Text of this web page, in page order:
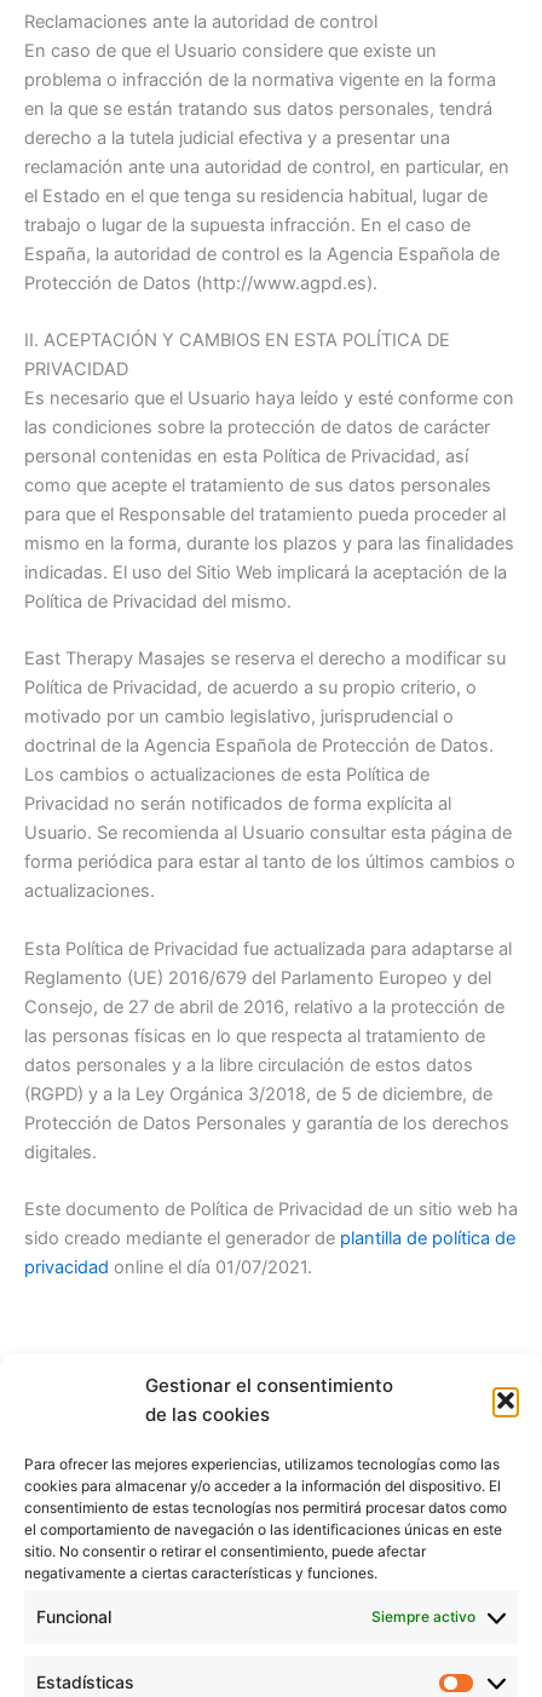
Gestionar el consentimiento
de las cookies
Para ofrecer las mejores experiencias, utilizamos tecnologías como las
cookies para almacenar y/o acceder a la información del dispositivo. El
consentimiento de estas tecnologías nos permitirá procesar datos como
el comportamiento de navegación o las identificaciones únicas en este
sitio. No consentir o retirar el consentimiento, puede afectar
negativamente a ciertas características y funciones.
Funcional Siempre activo
Estadísticas
Reclamaciones ante la autoridad de control
En caso de que el Usuario considere que existe un
problema o infracción de la normativa vigente en la forma
en la que se están tratando sus datos personales, tendrá
derecho a la tutela judicial efectiva y a presentar una
reclamación ante una autoridad de control, en particular, en
el Estado en el que tenga su residencia habitual, lugar de
trabajo o lugar de la supuesta infracción. En el caso de
España, la autoridad de control es la Agencia Española de
Protección de Datos (http://www.agpd.es).
II. ACEPTACIÓN Y CAMBIOS EN ESTA POLÍTICA DE
PRIVACIDAD
Es necesario que el Usuario haya leído y esté conforme con
las condiciones sobre la protección de datos de carácter
personal contenidas en esta Política de Privacidad, así
como que acepte el tratamiento de sus datos personales
para que el Responsable del tratamiento pueda proceder al
mismo en la forma, durante los plazos y para las finalidades
indicadas. El uso del Sitio Web implicará la aceptación de la
Política de Privacidad del mismo.
East Therapy Masajes se reserva el derecho a modificar su
Política de Privacidad, de acuerdo a su propio criterio, o
motivado por un cambio legislativo, jurisprudencial o
doctrinal de la Agencia Española de Protección de Datos.
Los cambios o actualizaciones de esta Política de
Privacidad no serán notificados de forma explícita al
Usuario. Se recomienda al Usuario consultar esta página de
forma periódica para estar al tanto de los últimos cambios o
actualizaciones.
Esta Política de Privacidad fue actualizada para adaptarse al
Reglamento (UE) 2016/679 del Parlamento Europeo y del
Consejo, de 27 de abril de 2016, relativo a la protección de
las personas físicas en lo que respecta al tratamiento de
datos personales y a la libre circulación de estos datos
(RGPD) y a la Ley Orgánica 3/2018, de 5 de diciembre, de
Protección de Datos Personales y garantía de los derechos
digitales.
Este documento de Política de Privacidad de un sitio web ha
sido creado mediante el generador de plantilla de política de
privacidad online el día 01/07/2021.